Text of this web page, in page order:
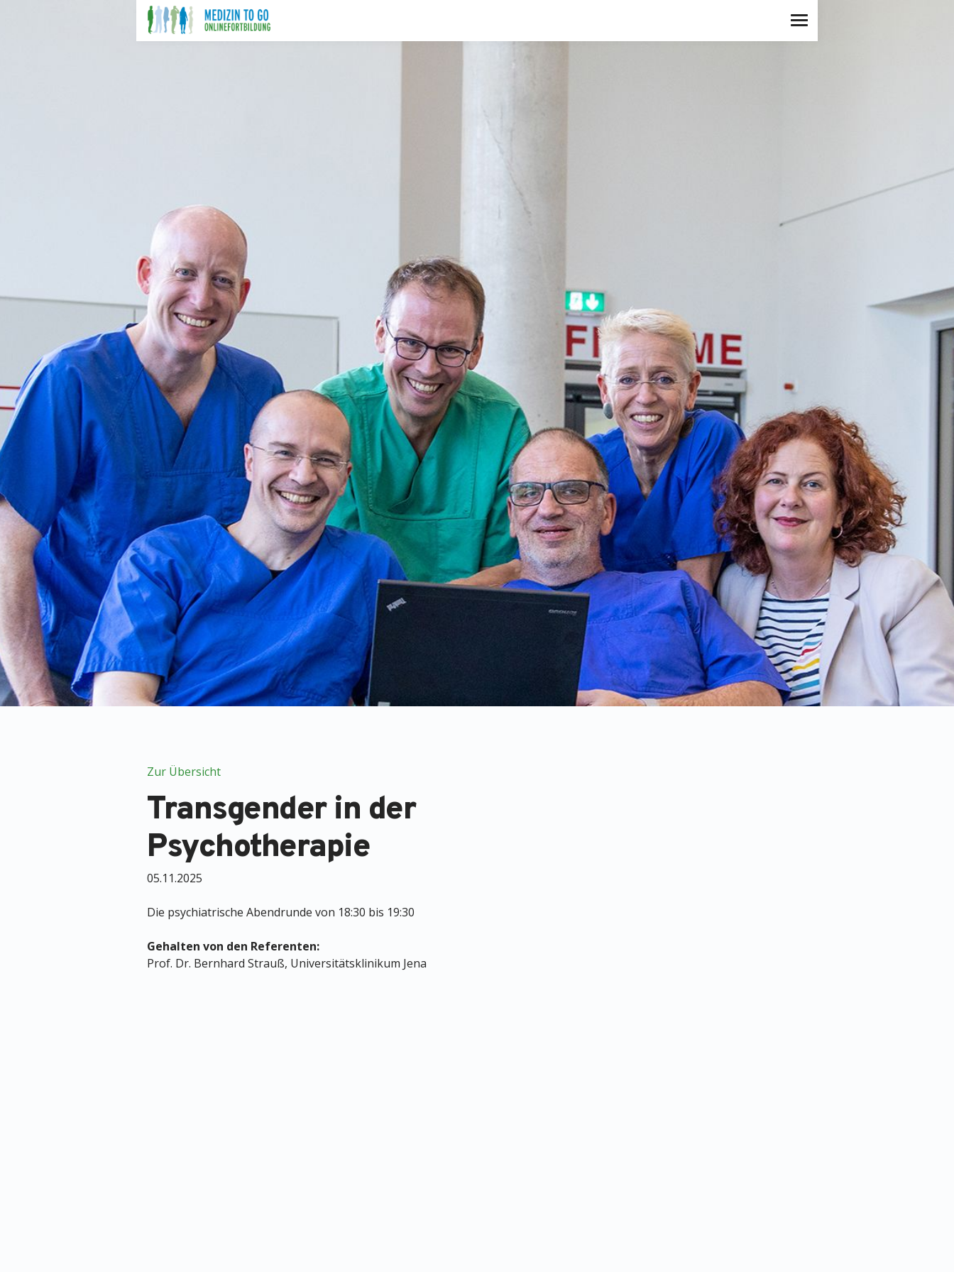
Zur Übersicht
Transgender in der
Psychotherapie
05.11.2025
Die psychiatrische Abendrunde von 18:30 bis 19:30
Gehalten von den Referenten:
Prof. Dr. Bernhard Strauß, Universitätsklinikum Jena